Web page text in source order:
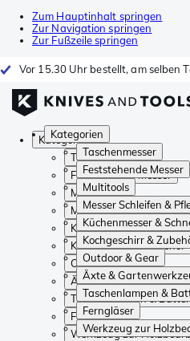
Zum Hauptinhalt springen
Zur Navigation springen
Zur Fußzeile springen
Vor 15.30 Uhr bestellt, am selben
Kategorien
Taschenmesser
Feststehende Messer
Multitools
Messer Schleifen &
Küchenmesser &
Kochgeschirr &
Outdoor & Gear
Äxte &
Taschenlampen &
Ferngläser
Werkzeug zur
Kategorien
Taschenmesser
Feststehende Messer
Multitools
Messer Schleifen &
Küchenmesser &
Kochgeschirr & Zubehör
Outdoor & Gear
Äxte & Gartenwerkzeug
Taschenlampen &
Ferngläser
Werkzeug zur